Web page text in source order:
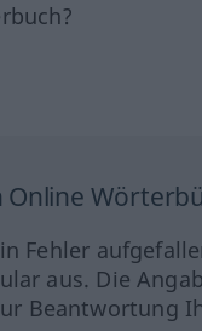
Online
Fehler
aus. Die
Beantwortung